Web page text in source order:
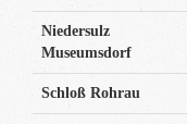
Niedersulz
Museumsdorf
Schloß Rohrau